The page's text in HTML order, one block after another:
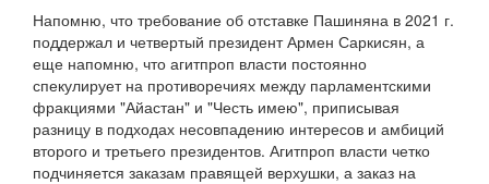
Напомню, что требование об отставке Пашиняна в 2021 г.
поддержал и четвертый президент Армен Саркисян, а
еще напомню, что агитпроп власти постоянно
спекулирует на противоречиях между парламентскими
фракциями "Айастан" и "Честь имею", приписывая
разницу в подходах несовпадению интересов и амбиций
второго и третьего президентов. Агитпроп власти четко
подчиняется заказам правящей верхушки, а заказ на